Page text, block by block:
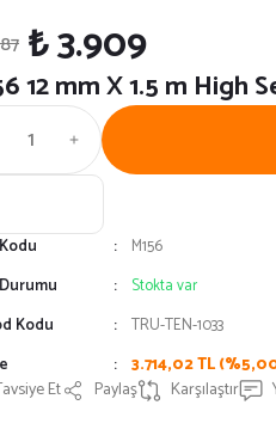
12 mm X 1.5 m High
₺ 3.909
M156
Stokta var
Kodu
TRU-TEN-1033
3.714,02 TL
Et Paylaş Karşılaştır